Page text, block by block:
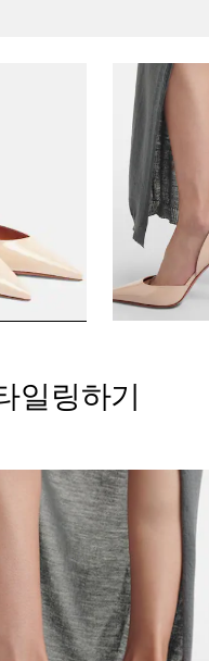
일링하기